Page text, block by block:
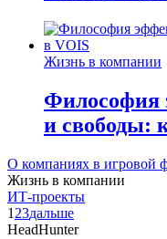
Жизнь в компании
Философия
и свободы:
О компаниях в игровой
Жизнь в компании
ИТ-проекты
1 23дальше
HeadHunter